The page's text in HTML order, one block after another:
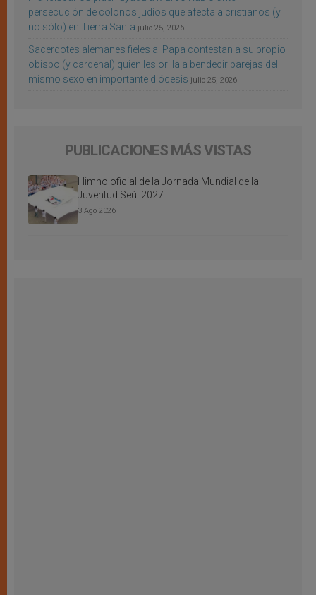
persecución de colonos judíos que afecta a cristianos (y
no sólo) en Tierra Santa julio 25, 2026
Sacerdotes alemanes fieles al Papa contestan a su propio
obispo (y cardenal) quien les orilla a bendecir parejas del
mismo sexo en importante diócesis julio 25, 2026
PUBLICACIONES MÁS VISTAS
Himno oficial de la Jornada Mundial de la
Juventud Seúl 2027
3 Ago 2026